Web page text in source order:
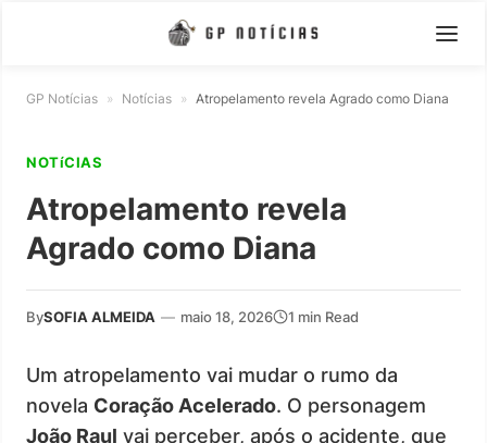
GP Notícias » Notícias » Atropelamento revela Agrado como Diana
NOTíCIAS
Atropelamento revela
Agrado como Diana
BySOFIA ALMEIDA — maio 18, 2026 1 min Read
Um atropelamento vai mudar o rumo da
novela Coração Acelerado. O personagem
João Raul vai perceber, após o acidente, que